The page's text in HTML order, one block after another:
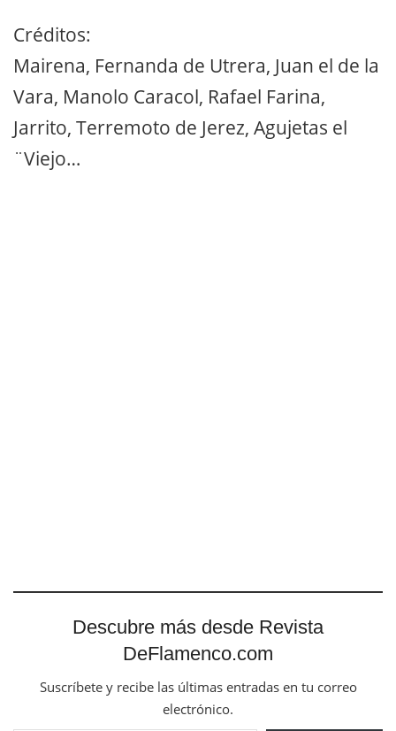
Créditos:
Mairena, Fernanda de Utrera, Juan el de la
Vara, Manolo Caracol, Rafael Farina,
Jarrito, Terremoto de Jerez, Agujetas el
¨Viejo…
Descubre más desde Revista
DeFlamenco.com
Suscríbete y recibe las últimas entradas en tu correo
electrónico.